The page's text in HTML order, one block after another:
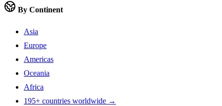
By Continent
Asia
Europe
Americas
Oceania
Africa
195+ countries worldwide →